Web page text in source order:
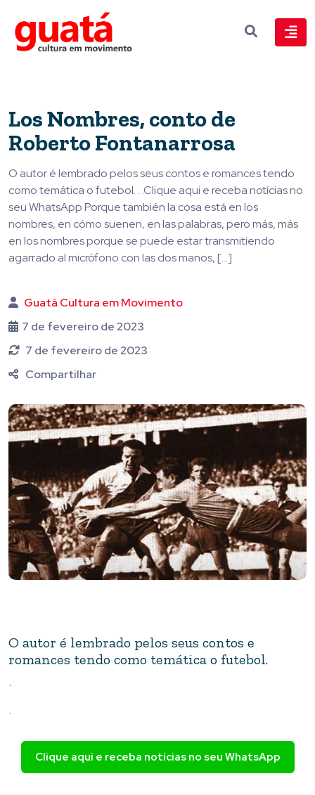
Los Nombres, conto de
Roberto Fontanarrosa
O autor é lembrado pelos seus contos e romances tendo
como temática o futebol. . .Clique aqui e receba notícias no
seu WhatsApp Porque también la cosa está en los
nombres, en cómo suenen, en las palabras, pero más, más
en los nombres porque se puede estar transmitiendo
agarrado al micrófono con las dos manos, […]
Guatá Cultura em Movimento
7 de fevereiro de 2023
7 de fevereiro de 2023
Compartilhar
O autor é lembrado pelos seus contos e
romances tendo como temática o futebol.
.
.
Clique aqui e receba notícias no seu WhatsApp